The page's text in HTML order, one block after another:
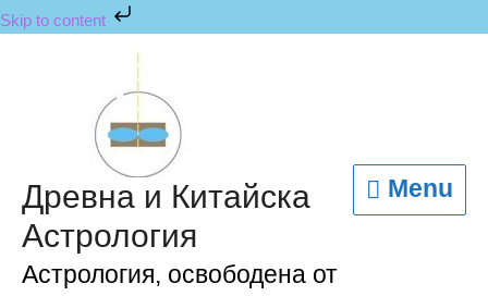
Skip to content
Skip
to
Древна и Китайска
Астрология
Астрология, освободена от
Menu